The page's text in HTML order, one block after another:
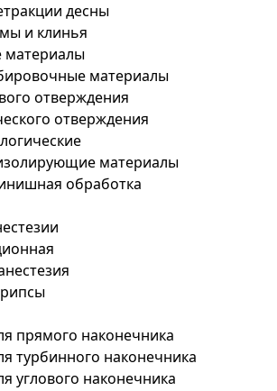
десны
и клинья
материалы
отверждения
отверждения
материалы
обработка
прямого наконечника
турбинного наконечника
углового наконечника